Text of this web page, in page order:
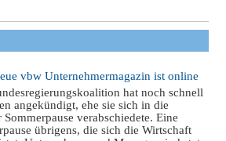
vbw Unternehmermagazin ist online
hat noch schnell
angekündigt, ehe sie sich in die
Sommerpause verabschiedete. Eine
übrigens, die sich die Wirtschaft